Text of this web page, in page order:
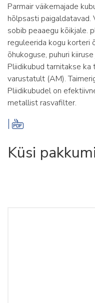
Parmair väikemajade
hõlpsasti paigaldatavad.
sobib peaaegu kõikjale.
reguleerida kogu korteri
õhukoguse, puhuri
Pliidikubud tarnitakse ka
varustatult (AM).
Pliidikubudel on
metallist rasvafilter.
Küsi